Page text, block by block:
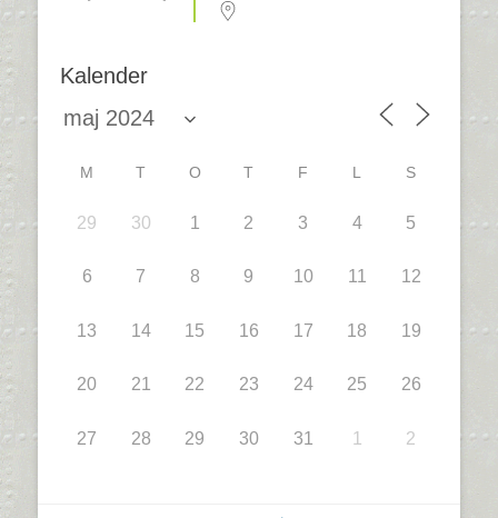
Kalender
M T O T F L S
29 30 1 2 3 4 5
6 7 8 9 10 11 12
13 14 15 16 17 18 19
20 21 22 23 24 25 26
27 28 29 30 31 1 2